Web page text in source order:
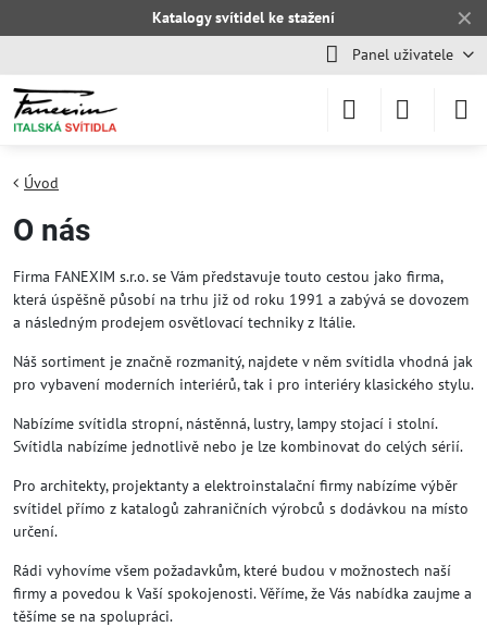
✕
Katalogy svítidel ke stažení
Panel uživatele
Úvod
O nás
Firma FANEXIM s.r.o. se Vám představuje touto cestou jako firma,
která úspěšně působí na trhu již od roku 1991 a zabývá se dovozem
a následným prodejem osvětlovací techniky z Itálie.
Náš sortiment je značně rozmanitý, najdete v něm svítidla vhodná jak
pro vybavení moderních interiérů, tak i pro interiéry klasického stylu.
Nabízíme svítidla stropní, nástěnná, lustry, lampy stojací i stolní.
Svítidla nabízíme jednotlivě nebo je lze kombinovat do celých sérií.
Pro architekty, projektanty a elektroinstalační firmy nabízíme výběr
svítidel přímo z katalogů zahraničních výrobců s dodávkou na místo
určení.
Rádi vyhovíme všem požadavkům, které budou v možnostech naší
firmy a povedou k Vaší spokojenosti. Věříme, že Vás nabídka zaujme a
těšíme se na spolupráci.